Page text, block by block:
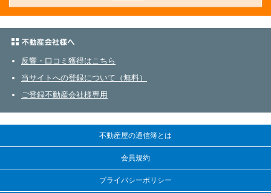
反響・口コミ獲得はこちら
当サイトへの登録について（無料）
ご登録不動産会社様専用
不動産屋の通信簿とは
会員規約
プライバシーポリシー